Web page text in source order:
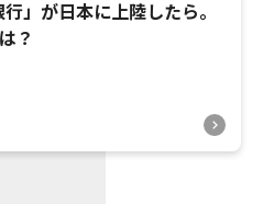
」が日本に上陸したら。
？